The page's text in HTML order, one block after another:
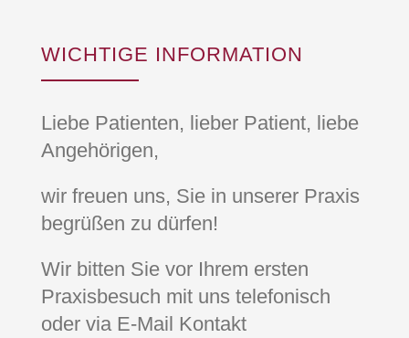
WICHTIGE INFORMATION
Liebe Patienten, lieber Patient, liebe
Angehörigen,
wir freuen uns, Sie in unserer Praxis
begrüßen zu dürfen!
Wir bitten Sie vor Ihrem ersten
Praxisbesuch mit uns telefonisch
oder via E-Mail Kontakt